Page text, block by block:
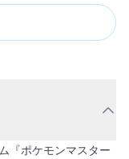
『ポケモンマスター